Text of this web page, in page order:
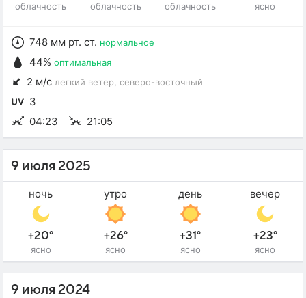
облачность облачность облачность ясно
748 мм рт. ст. нормальное
44% оптимальная
2 м/с легкий ветер , северо-восточный
3
04:23
21:05
9 июля 2025
ночь
+20°
ясно
утро
+26°
ясно
день
+31°
ясно
вечер
+23°
ясно
9 июля 2024